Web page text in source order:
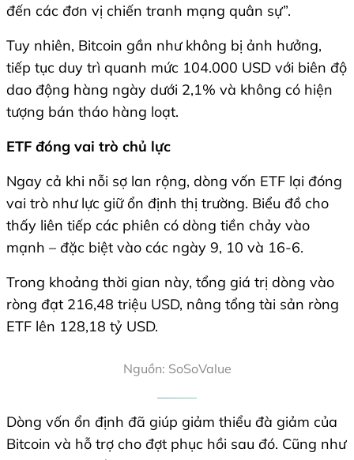
đến các đơn vị chiến tranh mạng quân sự”.
Tuy nhiên, Bitcoin gần như không bị ảnh hưởng,
tiếp tục duy trì quanh mức 104.000 USD với biên độ
dao động hàng ngày dưới 2,1% và không có hiện
tượng bán tháo hàng loạt.
ETF đóng vai trò chủ lực
Ngay cả khi nỗi sợ lan rộng, dòng vốn ETF lại đóng
vai trò như lực giữ ổn định thị trường. Biểu đồ cho
thấy liên tiếp các phiên có dòng tiền chảy vào
mạnh – đặc biệt vào các ngày 9, 10 và 16-6.
Trong khoảng thời gian này, tổng giá trị dòng vào
ròng đạt 216,48 triệu USD, nâng tổng tài sản ròng
ETF lên 128,18 tỷ USD.
Nguồn: SoSoValue
Dòng vốn ổn định đã giúp giảm thiểu đà giảm của
Bitcoin và hỗ trợ cho đợt phục hồi sau đó. Cũng như